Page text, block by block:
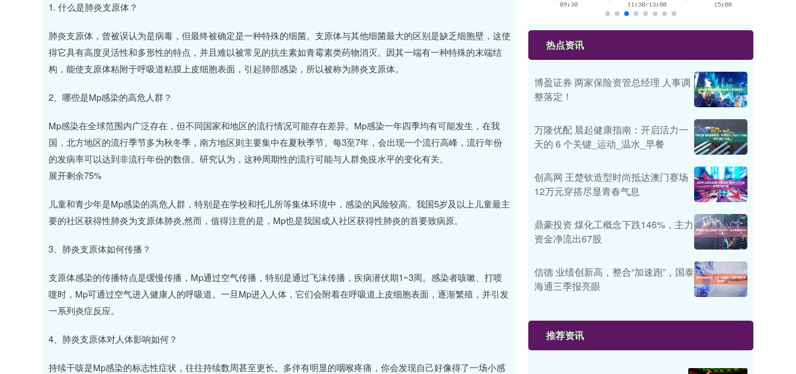
1. 什么是肺炎支原体？
肺炎支原体，曾被误认为是病毒，但最终被确定是一种特殊的细菌。支原体与其他细菌最大的区别是缺乏细胞壁，这使
得它具有高度灵活性和多形性的特点，并且难以被常见的抗生素如青霉素类药物消灭。因其一端有一种特殊的末端结
构，能使支原体粘附于呼吸道粘膜上皮细胞表面，引起肺部感染，所以被称为肺炎支原体。
2、哪些是Mp感染的高危人群？
Mp感染在全球范围内广泛存在，但不同国家和地区的流行情况可能存在差异。Mp感染一年四季均有可能发生，在我
国，北方地区的流行季节多为秋冬季，南方地区则主要集中在夏秋季节。每3至7年，会出现一个流行高峰，流行年份
的发病率可以达到非流行年份的数倍。研究认为，这种周期性的流行可能与人群免疫水平的变化有关。
展开剩余75%
儿童和青少年是Mp感染的高危人群，特别是在学校和托儿所等集体环境中，感染的风险较高。我国5岁及以上儿童最主
要的社区获得性肺炎为支原体肺炎,然而，值得注意的是，Mp也是我国成人社区获得性肺炎的首要致病原。
3、肺炎支原体如何传播？
支原体感染的传播特点是缓慢传播，Mp通过空气传播，特别是通过飞沫传播，疾病潜伏期1~3周。感染者咳嗽、打喷
嚏时，Mp可通过空气进入健康人的呼吸道。一旦Mp进入人体，它们会附着在呼吸道上皮细胞表面，逐渐繁殖，并引发
一系列炎症反应。
4、肺炎支原体对人体影响如何？
持续干咳是Mp感染的标志性症状，往往持续数周甚至更长。多伴有明显的咽喉疼痛，你会发现自己好像得了一场小感
热点资讯
博盈证券 两家保险资管总经理 人事调
整落定！
万隆优配 晨起健康指南：开启活力一
天的 6 个关键_运动_温水_早餐
创高网 王楚钦造型时尚抵达澳门赛场
12万元穿搭尽显青春气息
鼎豪投资 煤化工概念下跌146%，主力
资金净流出67股
信德 业绩创新高，整合“加速跑”，国泰
海通三季报亮眼
推荐资讯